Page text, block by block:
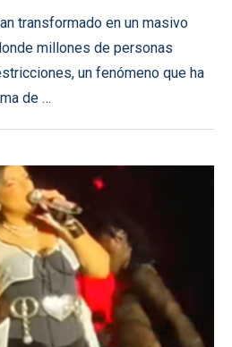
transformado en un masivo
millones de personas
un fenómeno que ha
de …